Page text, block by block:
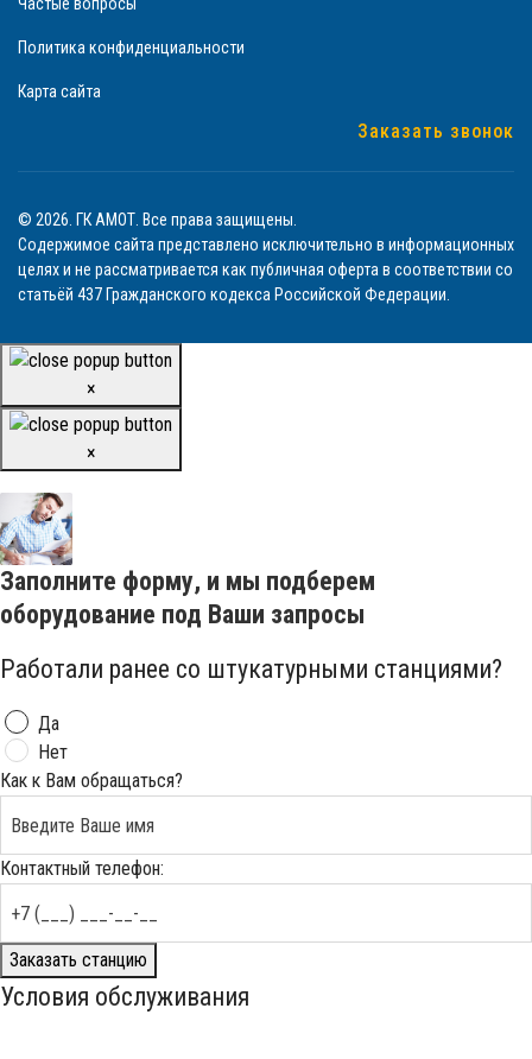
Политика конфиденциальности
Карта сайта
Заказать звонок
© 2026. ГК АМОТ. Все права защищены.
Содержимое сайта представлено исключительно в информационных
целях и не рассматривается как публичная оферта в соответствии со
статьёй 437 Гражданского кодекса Российской Федерации.
×
×
Заполните форму, и мы подберем
оборудование под Ваши запросы
Работали ранее со штукатурными станциями?
Да
Нет
Как к Вам обращаться?
Контактный телефон:
Заказать станцию
Условия обслуживания